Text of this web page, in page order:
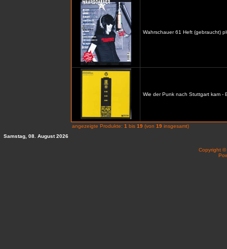
Wahrschauer 61 Heft (gebraucht)
Wie der Punk nach Stuttgart kam -
angezeigte Produkte: 1 bis 19 (von 19 insgesamt)
Samstag, 08. August 2026
Copyright